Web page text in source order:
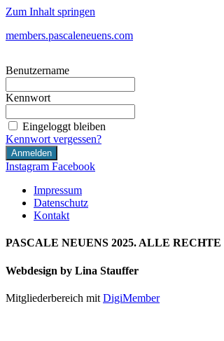
Zum Inhalt springen
members.pascaleneuens.com
Benutzername
Kennwort
Eingeloggt bleiben
Kennwort vergessen?
Instagram Facebook
Impressum
Datenschutz
Kontakt
PASCALE NEUENS 2025. ALLE
Webdesign by Lina Stauffer
Mitgliederbereich mit DigiMember